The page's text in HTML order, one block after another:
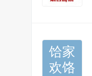
饸家
欢饹